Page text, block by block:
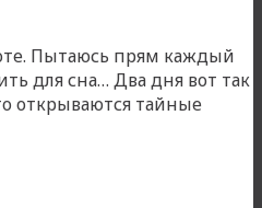
Пытаюсь прям каждый
для сна… Два дня вот так
открываются тайные